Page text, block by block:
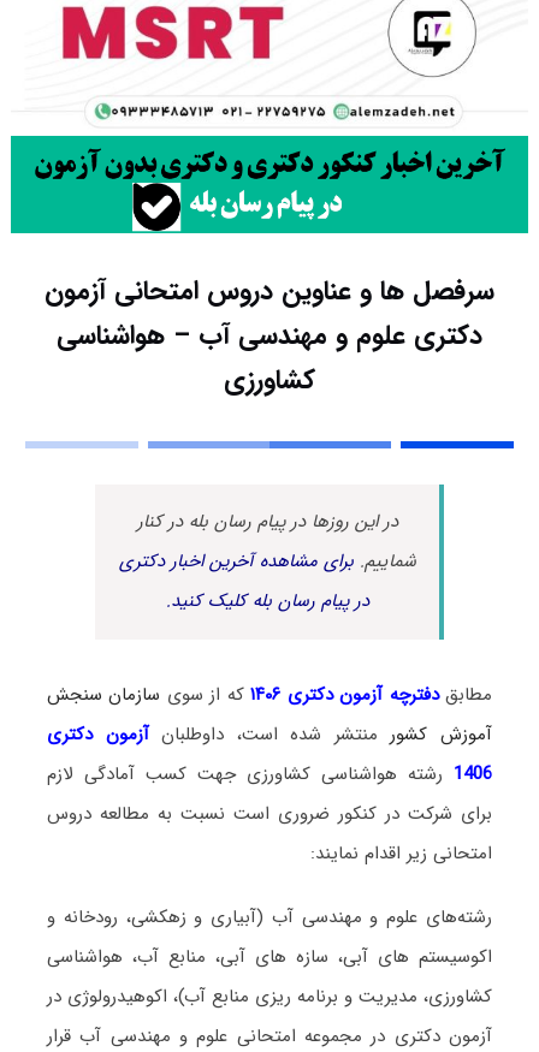
سرفصل ها و عناوین دروس امتحانی آزمون
دکتری علوم و مهندسی آب – هواشناسی
کشاورزی
در این روزها در پیام رسان بله در کنار
شماییم.برای مشاهده آخرین اخبار دکتری
در پیام رسان بله کلیک کنید.
مطابق دفترچه آزمون دکتری ۱۴۰۶ که از سوی سازمان سنجش
آموزش کشورمنتشر شده است، داوطلبان آزمون دکتری
1406 رشته هواشناسی کشاورزی جهت کسب آمادگی لازم
برای شرکت در کنکور ضروری است نسبت به مطالعه دروس
امتحانی زیر اقدام نمایند:
رشته‌های علوم و مهندسی آب (آبیاری و زهکشی، رودخانه و
اکوسیستم های آبی، سازه های آبی، منابع آب، هواشناسی
کشاورزی، مدیریت و برنامه ریزی منابع آب)، اکوهیدرولوژی در
آزمون دکتری در مجموعه امتحانی علوم و مهندسی آب قرار